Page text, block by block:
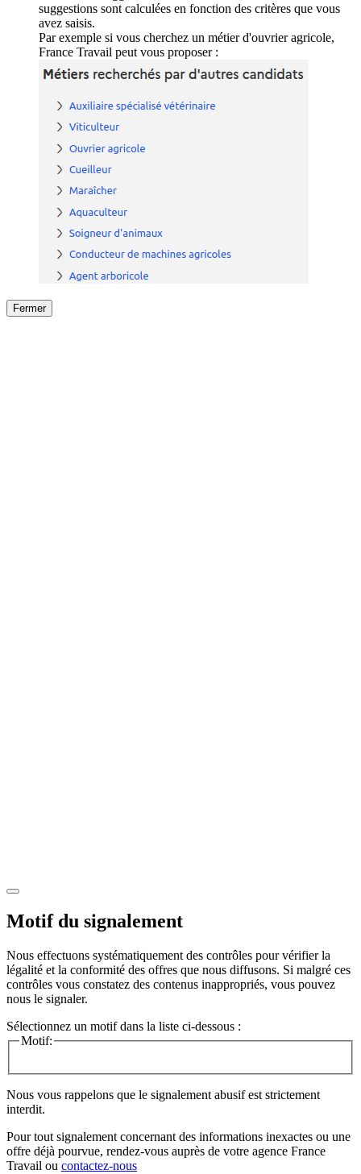
suggestions sont calculées en fonction des critères que vous
avez saisis.
Par exemple si vous cherchez un métier d'ouvrier agricole,
France Travail peut vous proposer :
Fermer
Motif du signalement
Nous effectuons systématiquement des contrôles pour vérifier la
légalité et la conformité des offres que nous diffusons. Si malgré ces
contrôles vous constatez des contenus inappropriés, vous pouvez
nous le signaler.
Sélectionnez un motif dans la liste ci-dessous :
Motif:
Nous vous rappelons que le signalement abusif est strictement
interdit.
Pour tout signalement concernant des informations inexactes ou une
offre déjà pourvue, rendez-vous auprès de votre agence France
Travail ou contactez-nous